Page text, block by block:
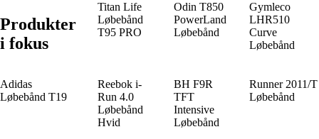
Produkter
i fokus
Titan Life
Løbebånd
T95 PRO
Odin T850
PowerLand
Løbebånd
Gymleco
LHR510
Curve
Løbebånd
Adidas
Løbebånd T19
Reebok i-
Run 4.0
Løbebånd
Hvid
BH F9R
TFT
Intensive
Løbebånd
Runner 2011/T
Løbebånd